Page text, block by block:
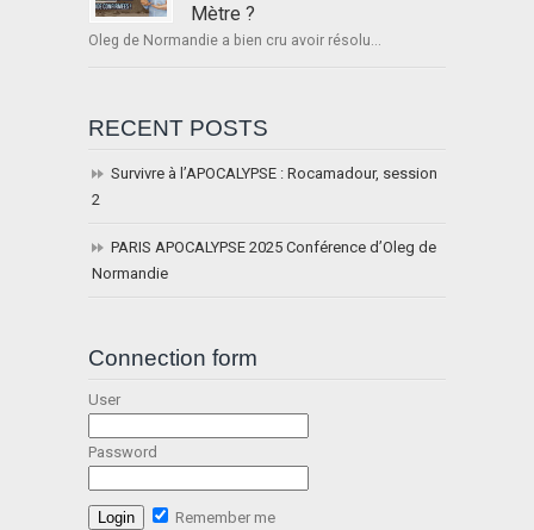
Mètre ?
Oleg de Normandie a bien cru avoir résolu...
RECENT POSTS
Survivre à l’APOCALYPSE : Rocamadour, session
2
PARIS APOCALYPSE 2025 Conférence d’Oleg de
Normandie
Connection form
User
Password
Remember me